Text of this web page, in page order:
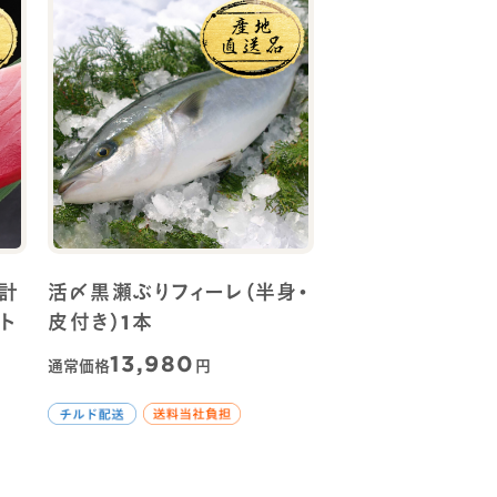
活〆黒瀬ぶりフィーレ（半身・
皮付き）1本
通常価格13,980 円